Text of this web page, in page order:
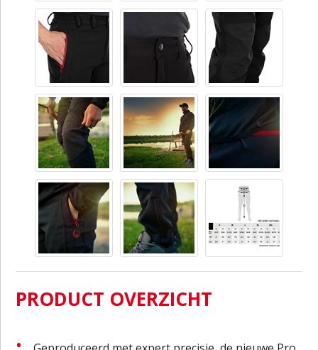
PRODUCT OVERZICHT